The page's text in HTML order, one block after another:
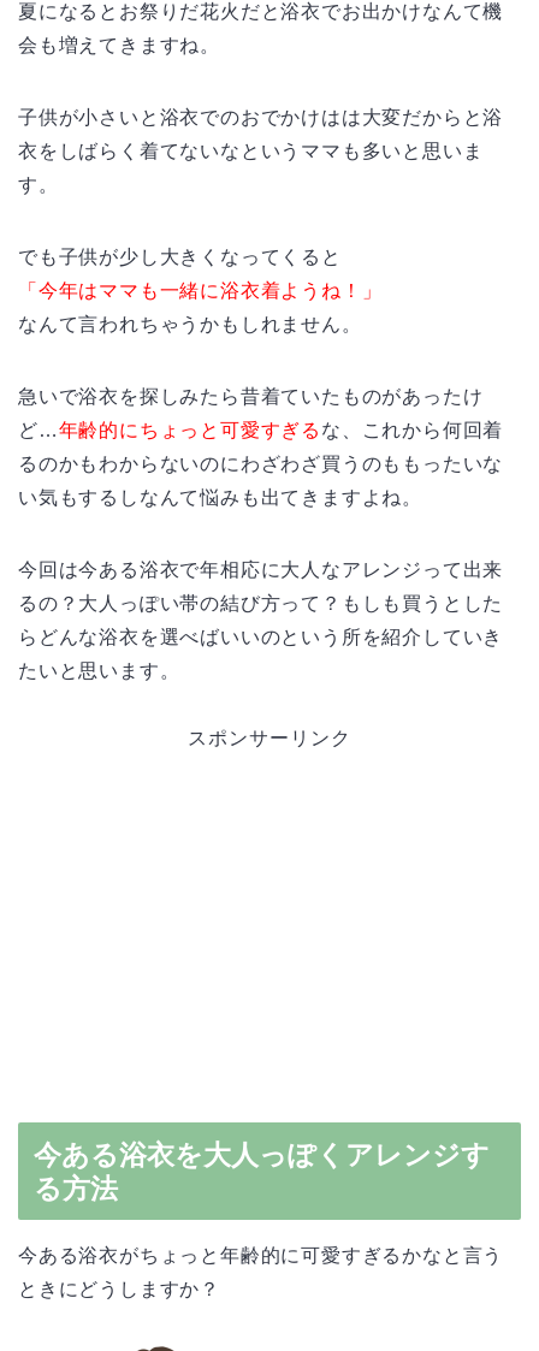
夏になるとお祭りだ花火だと浴衣でお出かけなんて機
会も増えてきますね。
子供が小さいと浴衣でのおでかけはは大変だからと浴
衣をしばらく着てないなというママも多いと思いま
す。
でも子供が少し大きくなってくると
「今年はママも一緒に浴衣着ようね！」
なんて言われちゃうかもしれません。
急いで浴衣を探しみたら昔着ていたものがあったけ
ど…年齢的にちょっと可愛すぎる な、これから何回着
るのかもわからないのにわざわざ買うのももったいな
い気もするしなんて悩みも出てきますよね。
今回は今ある浴衣で年相応に大人なアレンジって出来
るの？大人っぽい帯の結び方って？もしも買うとした
らどんな浴衣を選べばいいのという所を紹介していき
たいと思います。
スポンサーリンク
今ある浴衣を大人っぽくアレンジす
る方法
今ある浴衣がちょっと年齢的に可愛すぎるかなと言う
ときにどうしますか？